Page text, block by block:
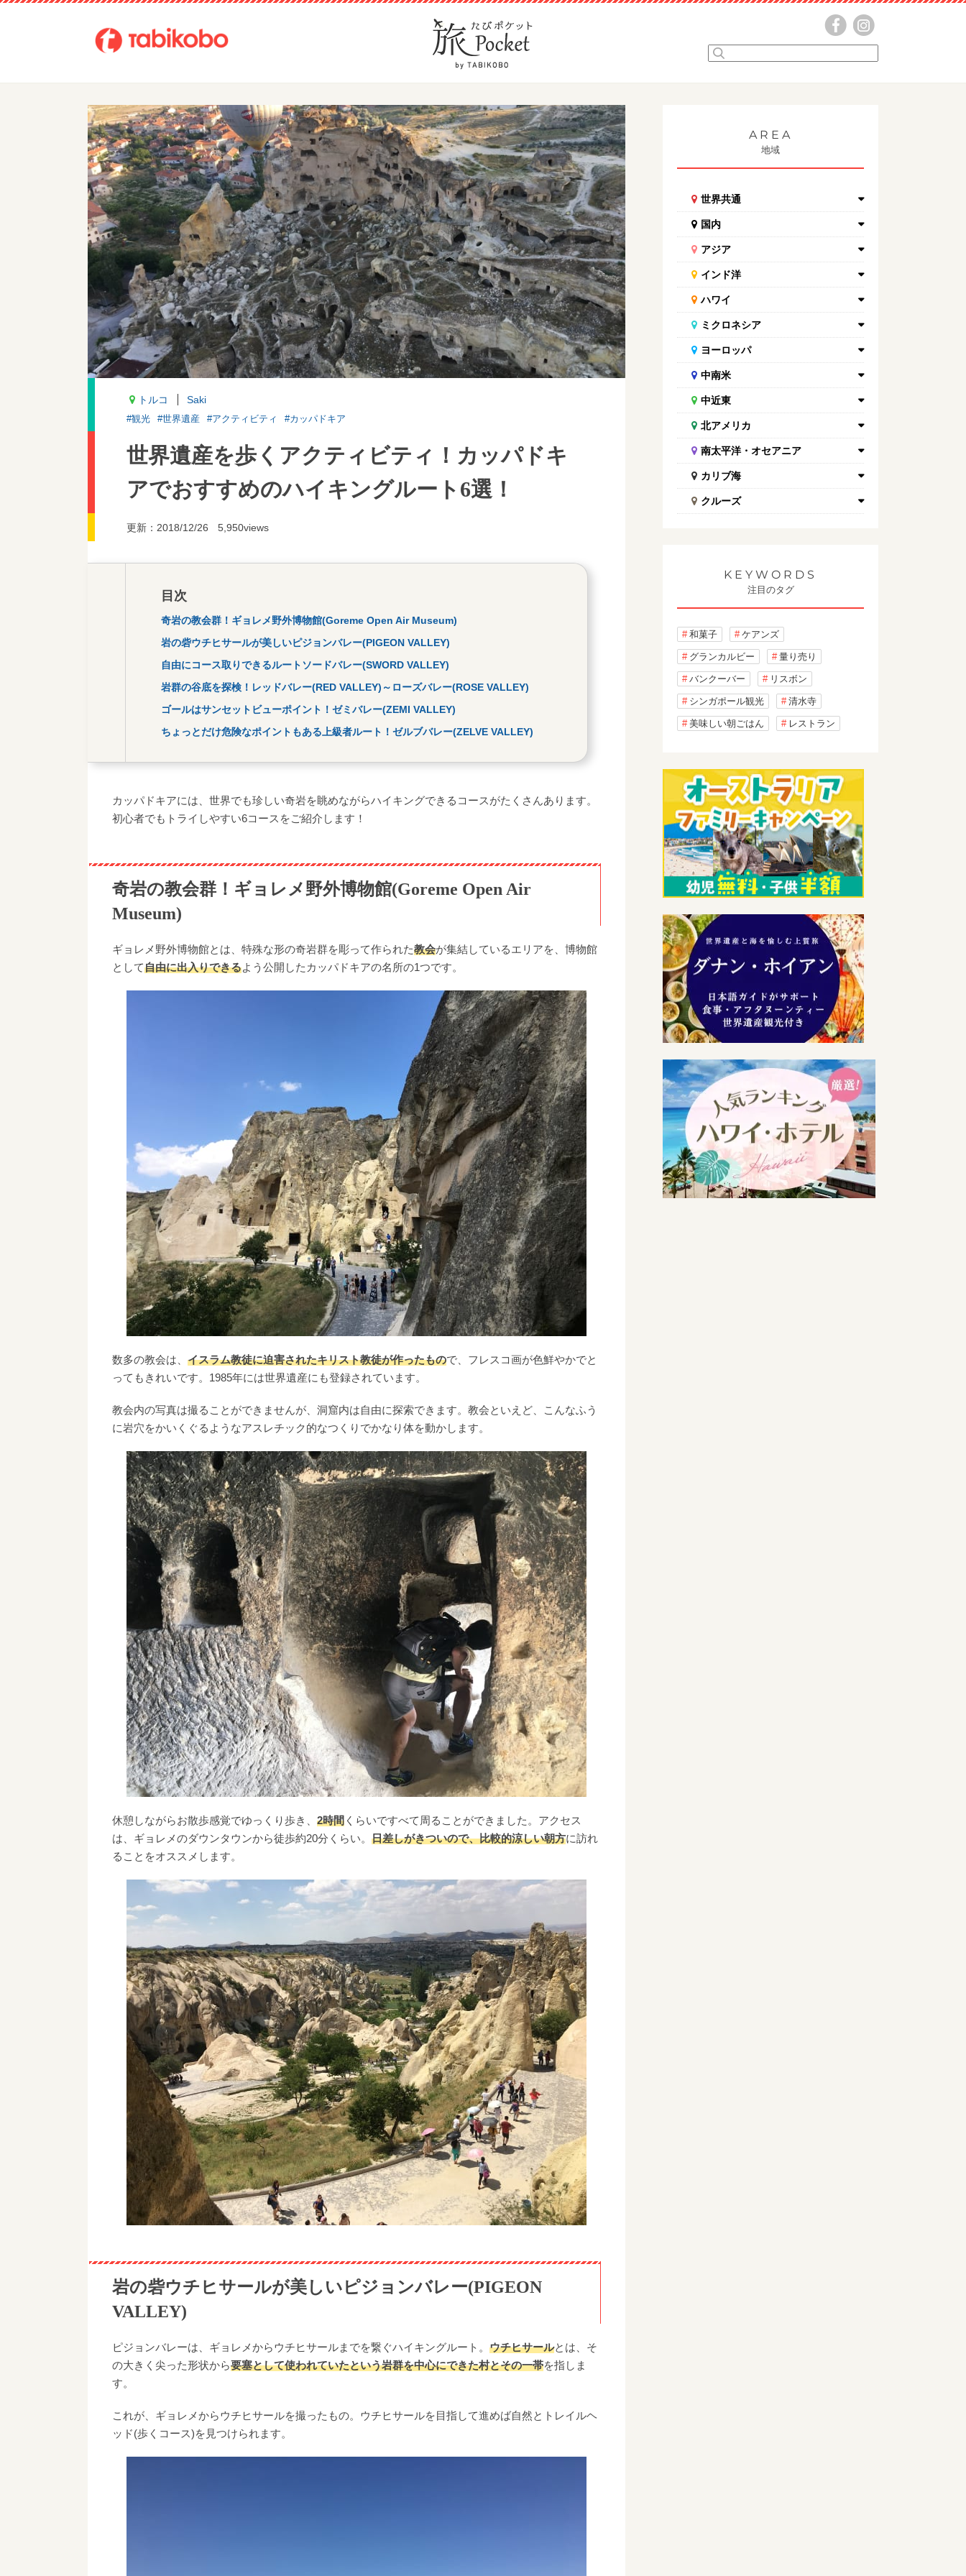
トルコ Saki
#観光 #世界遺産 #アクティビティ #カッパドキア
世界遺産を歩くアクティビティ！カッパドキ
アでおすすめのハイキングルート6選！
更新：2018/12/26 5,950views
目次
奇岩の教会群！ギョレメ野外博物館(Goreme Open Air Museum)
岩の砦ウチヒサールが美しいピジョンバレー(PIGEON VALLEY)
自由にコース取りできるルートソードバレー(SWORD VALLEY)
岩群の谷底を探検！レッドバレー(RED VALLEY)～ローズバレー(ROSE VALLEY)
ゴールはサンセットビューポイント！ゼミバレー(ZEMI VALLEY)
ちょっとだけ危険なポイントもある上級者ルート！ゼルブバレー(ZELVE VALLEY)
カッパドキアには、世界でも珍しい奇岩を眺めながらハイキングできるコースがたくさんあります。
初心者でもトライしやすい6コースをご紹介します！
奇岩の教会群！ギョレメ野外博物館(Goreme Open Air
Museum)
ギョレメ野外博物館とは、特殊な形の奇岩群を彫って作られた教会が集結しているエリアを、博物館
として自由に出入りできるよう公開したカッパドキアの名所の1つです。
数多の教会は、 イスラム教徒に迫害されたキリスト教徒が作ったもので、フレスコ画が色鮮やかでと
ってもきれいです。1985年には世界遺産にも登録されています。
教会内の写真は撮ることができませんが、洞窟内は自由に探索できます。教会といえど、こんなふう
に岩穴をかいくぐるようなアスレチック的なつくりでかなり体を動かします。
休憩しながらお散歩感覚でゆっくり歩き、 2時間 くらいですべて周ることができました。アクセス
は、ギョレメのダウンタウンから徒歩約20分くらい。 日差しがきついので、比較的涼しい朝方に訪れ
ることをオススメします。
岩の砦ウチヒサールが美しいピジョンバレー(PIGEON
VALLEY)
ピジョンバレーは、ギョレメからウチヒサールまでを繋ぐハイキングルート。 ウチヒサールとは、そ
の大きく尖った形状から要塞として使われていたという岩群を中心にできた村とその一帯を指しま
す。
これが、ギョレメからウチヒサールを撮ったもの。ウチヒサールを目指して進めば自然とトレイルヘ
ッド(歩くコース)を見つけられます。
AREA
地域
世界共通
国内
アジア
インド洋
ハワイ
ミクロネシア
ヨーロッパ
中南米
中近東
北アメリカ
南太平洋・オセアニア
カリブ海
クルーズ
KEYWORDS
注目のタグ
和菓子 ケアンズ
グランカルビー 量り売り
バンクーバー リスボン
シンガポール観光 清水寺
美味しい朝ごはん レストラン